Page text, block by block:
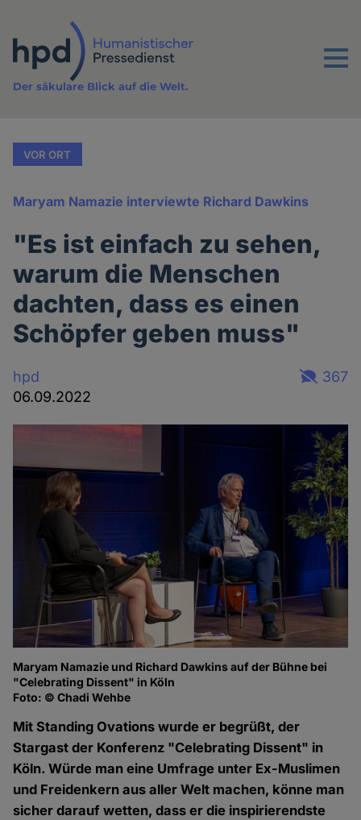
Inhalt
Menu
Der säkulare Blick auf die Welt.
VOR ORT
Maryam Namazie interviewte Richard Dawkins
"Es ist einfach zu sehen,
warum die Menschen
dachten, dass es einen
Schöpfer geben muss"
hpd
06.09.2022
367
Maryam Namazie und Richard Dawkins auf der Bühne bei
"Celebrating Dissent" in Köln
Foto: © Chadi Wehbe
Mit Standing Ovations wurde er begrüßt, der
Stargast der Konferenz "Celebrating Dissent" in
Köln. Würde man eine Umfrage unter Ex-Muslimen
und Freidenkern aus aller Welt machen, könne man
sicher darauf wetten, dass er die inspirierendste